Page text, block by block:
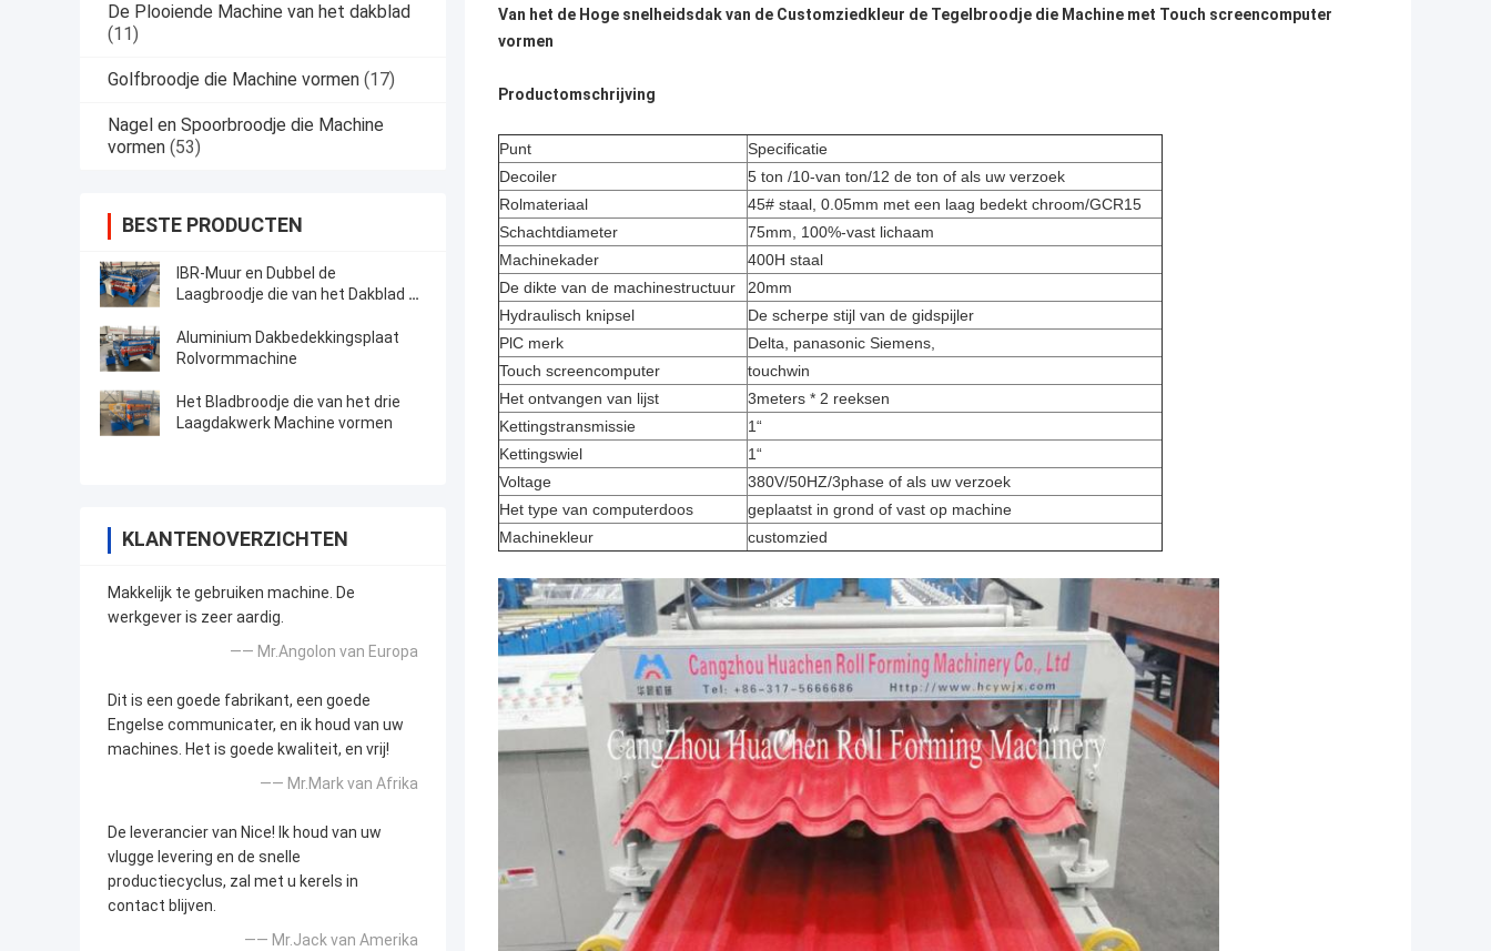
De Plooiende Machine van het dakblad
(11)
Golfbroodje die Machine vormen (17)
Nagel en Spoorbroodje die Machine
vormen (53)
BESTE PRODUCTEN
IBR-Muur en Dubbel de
Laagbroodje die van het Dakblad de
Aluminium Dakbedekkingsplaat
Rolvormmachine
Het Bladbroodje die van het drie
Laagdakwerk Machine vormen
KLANTENOVERZICHTEN
Makkelijk te gebruiken machine. De
werkgever is zeer aardig.
—— Mr.Angolon van Europa
Dit is een goede fabrikant, een goede
Engelse communicater, en ik houd van uw
machines. Het is goede kwaliteit, en vrij!
—— Mr.Mark van Afrika
De leverancier van Nice! Ik houd van uw
vlugge levering en de snelle
productiecyclus, zal met u kerels in
contact blijven.
—— Mr.Jack van Amerika
Van het de Hoge snelheidsdak van de Customziedkleur de Tegelbroodje die Machine met Touch screencomputer
vormen
Productomschrijving
Punt
Specificatie
Decoiler
5 ton /10-van ton/12 de ton of als uw verzoek
Rolmateriaal
45# staal, 0.05mm met een laag bedekt chroom/GCR15
Schachtdiameter
75mm, 100%-vast lichaam
Machinekader
400H staal
De dikte van de machinestructuur
20mm
Hydraulisch knipsel
De scherpe stijl van de gidspijler
PlC merk
Delta, panasonic Siemens,
Touch screencomputer
touchwin
Het ontvangen van lijst
3meters * 2 reeksen
Kettingstransmissie
1“
Kettingswiel
1“
Voltage
380V/50HZ/3phase of als uw verzoek
Het type van computerdoos
geplaatst in grond of vast op machine
Machinekleur
customzied